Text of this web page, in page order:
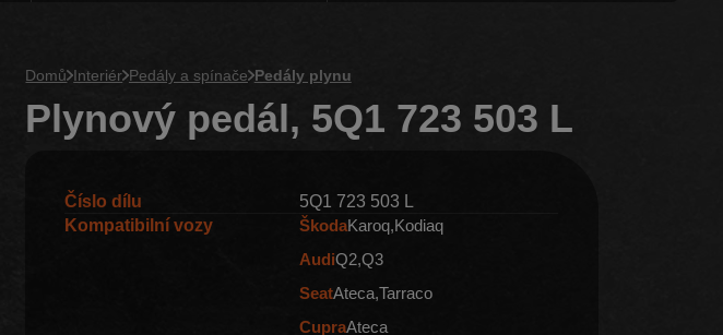
Domů Interiér Pedály a spínače Pedály plynu
Plynový pedál, 5Q1 723 503 L
Číslo dílu
5Q1 723 503 L
Kompatibilní vozy
ŠkodaKaroq Kodiaq
AudiQ2 Q3
SeatAteca Tarraco
CupraAteca